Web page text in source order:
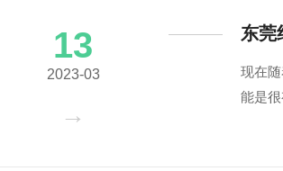
13
2023-03
东莞
现在
能是